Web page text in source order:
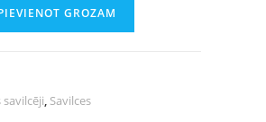
GROZAM
savilcēji, Savilces